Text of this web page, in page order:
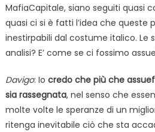
MafiaCapitale, siano seguiti quasi
quasi ci si è fatti l’idea che queste
inestirpabili dal costume italico. Le
analisi? E’ come se ci fossimo
Davigo: Io credo che più che
sia rassegnata, nel senso che
molte volte le speranze di un
ritenga inevitabile ciò che sta